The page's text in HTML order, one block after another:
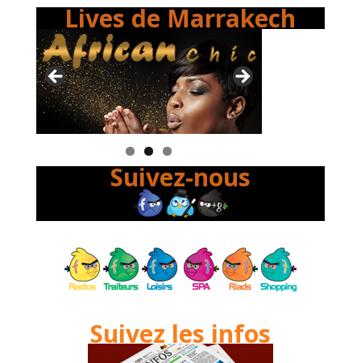
Lives de Marrakech
Suivez-nous
Suivez les infos